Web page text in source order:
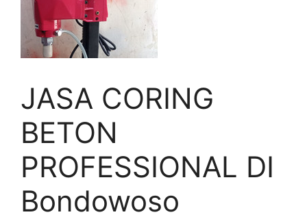
JASA CORING
BETON
PROFESSIONAL DI
Bondowoso